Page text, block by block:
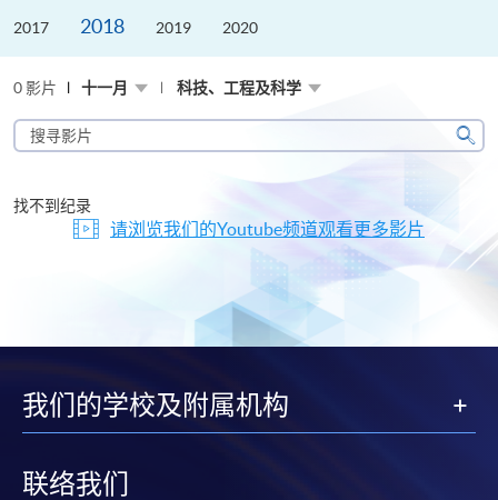
2017 2018 2019 2020
0 影片 十一月 科技、工程及科学
搜
寻
片
搜
找不到纪录
请浏览我们的Youtube频道观看更多影片
我们的学校及附属机构
联络我们